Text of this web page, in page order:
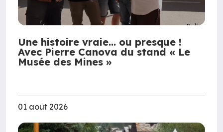
Une histoire vraie… ou presque !
Avec Pierre Canova du stand « Le
Musée des Mines »
01 août 2026